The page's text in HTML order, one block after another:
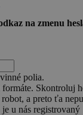
na zmenu
polia.
Skontroluj
robot, a preto ťa
u nás registrovaný